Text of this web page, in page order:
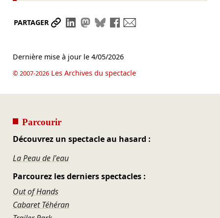
PARTAGER Partager le lien
Partager sur LinkedIn
Partager sur Mastodon
Partager sur Bluesky
Partager sur Facebook
Dernière mise à jour le 4/05/2026
© 2007-2026Les Archives du spectacle
Parcourir
Découvrez un spectacle au hasard :
La Peau de l'eau
Parcourez les derniers spectacles :
Out of Hands
Cabaret Téhéran